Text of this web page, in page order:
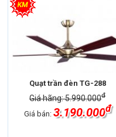
Quạt trần đèn TG-288
Giá hãng: 5.990.000đ
Giá bán: 3.190.000đ